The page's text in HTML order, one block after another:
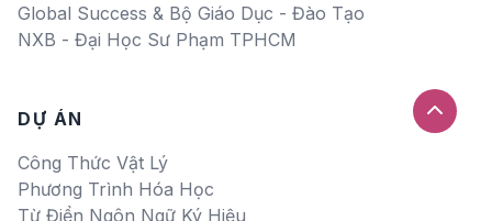
Global Success & Bộ Giáo Dục - Đào Tạo
NXB - Đại Học Sư Phạm TPHCM
DỰ ÁN
Công Thức Vật Lý
Phương Trình Hóa Học
Từ Điển Ngôn Ngữ Ký Hiệu